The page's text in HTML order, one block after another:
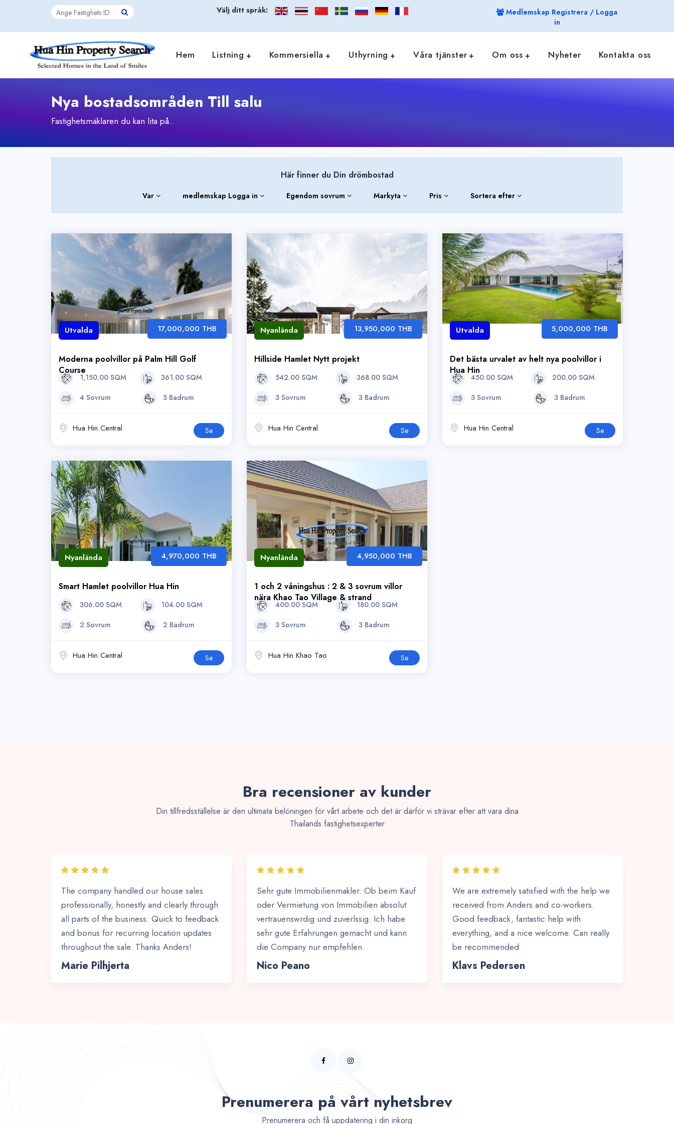
Välj ditt språk:
Medlemskap Registrera / Logga
in
Hem Listning Kommersiella Uthyrning Våra tjänster Om oss Nyheter Kontakta oss
Nya bostadsområden Till salu
Fastighetsmäklaren du kan lita på..
Här finner du Din drömbostad
Var medlemskap Logga in Egendom sovrum Markyta Pris Sortera efter
Utvalda
Moderna poolvillor på Palm Hill Golf
Course
17,000,000 THB
1,150.00 SQM
361.00 SQM
4 Sovrum
5 Badrum
Hua Hin Central Se
Nyanlända
Hillside Hamlet Nytt projekt
13,950,000 THB
542.00 SQM
368.00 SQM
3 Sovrum
3 Badrum
Hua Hin Central Se
Utvalda
Det bästa urvalet av helt nya poolvillor i
Hua Hin
5,000,000 THB
450.00 SQM
200.00 SQM
3 Sovrum
3 Badrum
Hua Hin Central Se
Nyanlända
Smart Hamlet poolvillor Hua Hin
4,970,000 THB
306.00 SQM
104.00 SQM
2 Sovrum
2 Badrum
Hua Hin Central Se
Nyanlända
1 och 2 våningshus : 2 & 3 sovrum villor
nära Khao Tao Village & strand
4,950,000 THB
400.00 SQM
180.00 SQM
3 Sovrum
3 Badrum
Hua Hin Khao Tao Se
Bra recensioner av kunder
Din tillfredsställelse är den ultimata belöningen för vårt arbete och det är därför vi strävar efter att vara dina
Thailands fastighetsexperter
The company handled our house sales
professionally, honestly and clearly through
all parts of the business. Quick to feedback
and bonus for recurring location updates
throughout the sale. Thanks Anders!
Marie Pilhjerta
Sehr gute Immobilienmakler. Ob beim Kauf
oder Vermietung von Immobilien absolut
vertrauenswrdig und zuverlssig. Ich habe
sehr gute Erfahrungen gemacht und kann
die Company nur empfehlen.
Nico Peano
We are extremely satisfied with the help we
received from Anders and co-workers.
Good feedback, fantastic help with
everything, and a nice welcome. Can really
be recommended
Klavs Pedersen
Prenumerera på vårt nyhetsbrev
Prenumerera och få uppdatering i din inkorg